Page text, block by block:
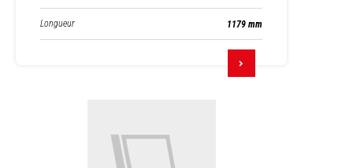
Longueur 1179 mm